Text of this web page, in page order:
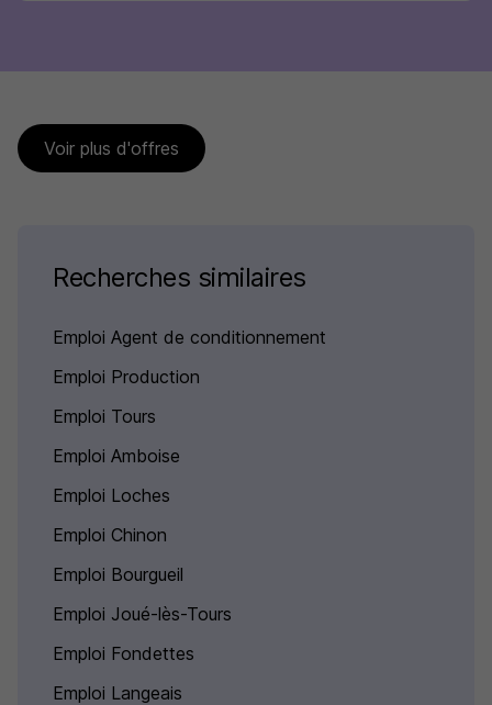
Voir plus d'offres
Recherches similaires
Emploi Agent de conditionnement
Emploi Production
Emploi Tours
Emploi Amboise
Emploi Loches
Emploi Chinon
Emploi Bourgueil
Emploi Joué-lès-Tours
Emploi Fondettes
Emploi Langeais